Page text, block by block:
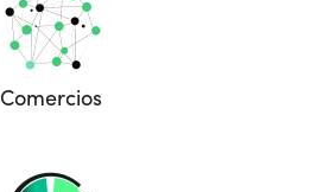
Comercios